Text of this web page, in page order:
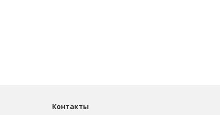
Контакты